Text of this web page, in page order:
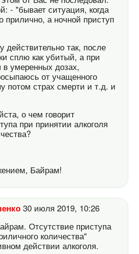
- "бывает ситуация, когда
прилично, а ночной приступ
действительно так, после
сплю как убитый, а при
в умеренных дозах,
от учащенного
потом страх смерти и т.д. и
о чем говорит
при принятии алкоголя
Байрам!
30 июля 2019, 10:26
Отсутствие приступа
количества"
действии алкоголя.